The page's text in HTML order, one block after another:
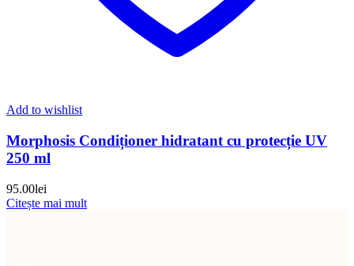
Add to wishlist
Morphosis Condiționer hidratant cu protecție UV
250 ml
95.00lei
Citește mai mult